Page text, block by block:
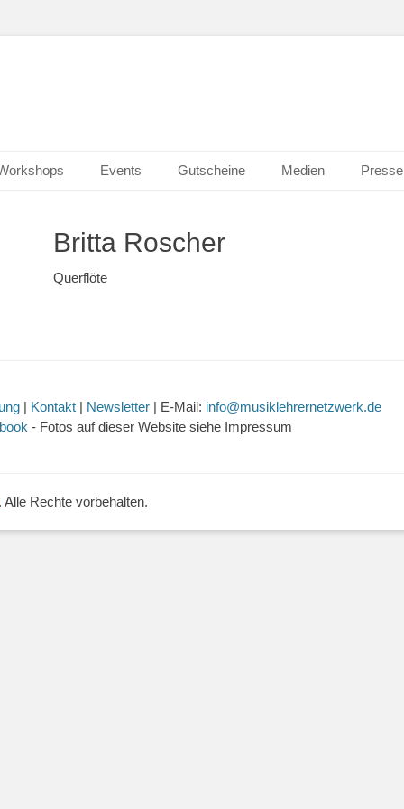
2.0
in Wiesbaden
Events Gutscheine Medien Presse
Britta Roscher
Querflöte
| Kontakt | Newsletter | E-Mail: info@musiklehrernetzwerk.de
- Fotos auf dieser Website siehe Impressum
. Alle Rechte vorbehalten.